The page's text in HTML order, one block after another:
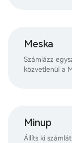
Meska
Számlázz
közvetlenül a
Minup
Állíts ki